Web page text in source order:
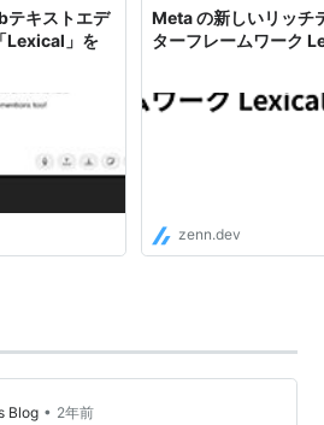
キストエデ
Lexical」を
Meta の新しいリッチ
ターフレームワーク
zenn.dev
Blog • 2年前